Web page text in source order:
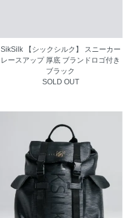
SikSilk 【シックシルク】 スニーカー
レースアップ 厚底 ブランドロゴ付き
ブラック
SOLD OUT